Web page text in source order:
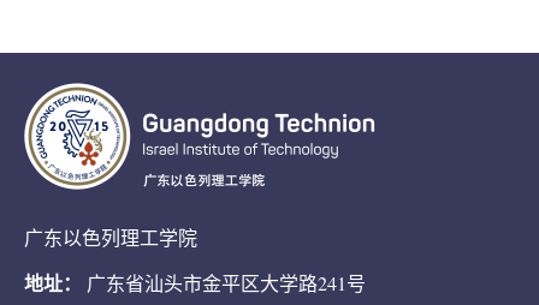
广东以色列理工学院
地址： 广东省汕头市金平区大学路241号